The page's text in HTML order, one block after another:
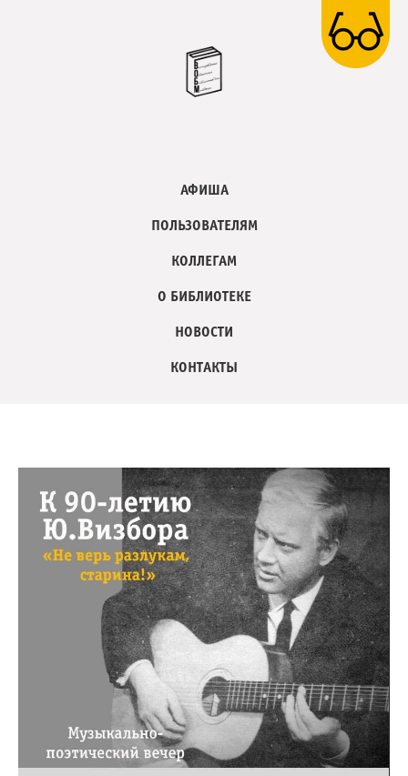
АФИША
ПОЛЬЗОВАТЕЛЯМ
КОЛЛЕГАМ
О БИБЛИОТЕКЕ
НОВОСТИ
КОНТАКТЫ